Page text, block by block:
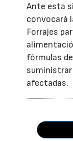
Ante esta
convocará
Forrajes
fórmulas
afectadas.